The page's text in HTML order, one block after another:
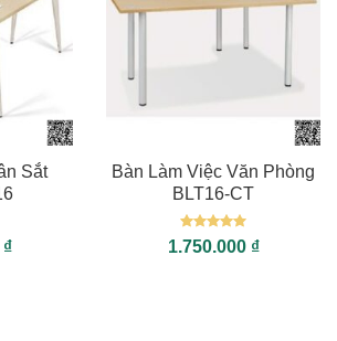
Sắt
₫
Bàn Làm Việc Văn Phòng
BLT16-CT
Được xếp
hạng55
1.750.000 ₫